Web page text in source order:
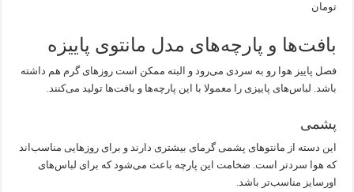
تومان
بافت‌ها و پارچه‌های مدل مانتوی پاییزه
فصل پاییز هوا رو به سردی می‌رود و البته ممکن است روزهای گرم هم داشته
باشد. لباس‌های پاییزی را معمولا با این پارچه‌ها و بافت‌ها تولید می‌کنند.
پشمی
این دسته از مانتوهای پشمی گرمای بیشتری دارند و برای روزهایی مناسب‌اند
که هوا سردتر است. ضخامت این پارچه باعث می‌شود که برای لباس‌های
اورسایز مناسب‌تر باشد.